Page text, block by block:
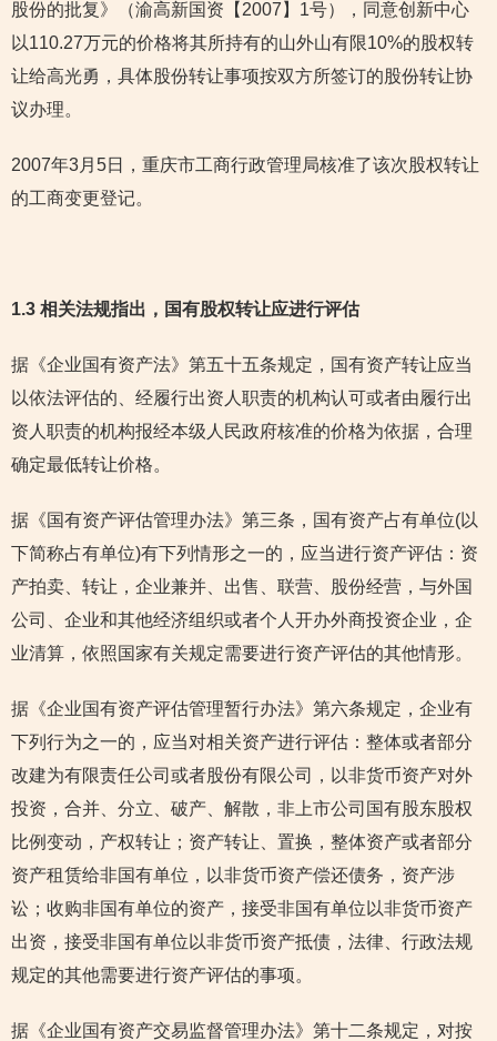
股份的批复》（渝高新国资【2007】1号），同意创新中心
以110.27万元的价格将其所持有的山外山有限10%的股权转
让给高光勇，具体股份转让事项按双方所签订的股份转让协
议办理。
2007年3月5日，重庆市工商行政管理局核准了该次股权转让
的工商变更登记。
1.3 相关法规指出，国有股权转让应进行评估
据《企业国有资产法》第五十五条规定，国有资产转让应当
以依法评估的、经履行出资人职责的机构认可或者由履行出
资人职责的机构报经本级人民政府核准的价格为依据，合理
确定最低转让价格。
据《国有资产评估管理办法》第三条，国有资产占有单位(以
下简称占有单位)有下列情形之一的，应当进行资产评估：资
产拍卖、转让，企业兼并、出售、联营、股份经营，与外国
公司、企业和其他经济组织或者个人开办外商投资企业，企
业清算，依照国家有关规定需要进行资产评估的其他情形。
据《企业国有资产评估管理暂行办法》第六条规定，企业有
下列行为之一的，应当对相关资产进行评估：整体或者部分
改建为有限责任公司或者股份有限公司，以非货币资产对外
投资，合并、分立、破产、解散，非上市公司国有股东股权
比例变动，产权转让；资产转让、置换，整体资产或者部分
资产租赁给非国有单位，以非货币资产偿还债务，资产涉
讼；收购非国有单位的资产，接受非国有单位以非货币资产
出资，接受非国有单位以非货币资产抵债，法律、行政法规
规定的其他需要进行资产评估的事项。
据《企业国有资产交易监督管理办法》第十二条规定，对按